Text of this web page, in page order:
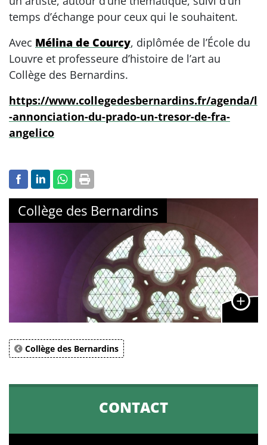
temps d’échange pour ceux qui le souhaitent.
Avec Mélina de Courcy, diplômée de l’École du
Louvre et professeure d’histoire de l’art au
Collège des Bernardins.
https://www.collegedesbernardins.fr/agenda/l
-annonciation-du-prado-un-tresor-de-fra-
angelico
Collège des Bernardins
Collège des Bernardins
CONTACT